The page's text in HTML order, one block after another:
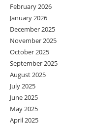
February 2026
January 2026
December 2025
November 2025
October 2025
September 2025
August 2025
July 2025
June 2025
May 2025
April 2025